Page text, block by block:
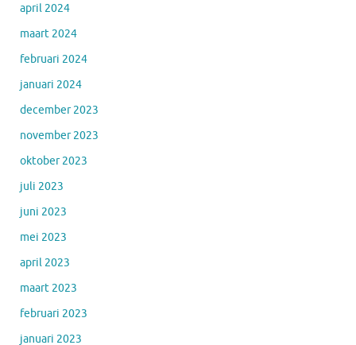
april 2024
maart 2024
februari 2024
januari 2024
december 2023
november 2023
oktober 2023
juli 2023
juni 2023
mei 2023
april 2023
maart 2023
februari 2023
januari 2023